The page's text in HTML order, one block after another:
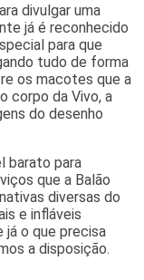
divulgar uma
já é reconhecido
para que
tudo de forma
os macotes que a
corpo da Vivo, a
do desenho
barato para
que a Balão
diversas do
e infláveis
já o que precisa
a disposição.